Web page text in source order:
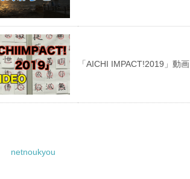
「AICHI IMPACT!2019」動画
netnoukyou